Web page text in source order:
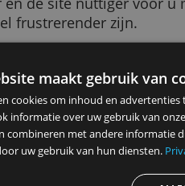
tekst dat naar uw
over uw bezoek te
en de site
veel frustrerender
vele doeleinden.
die u ziet
bij het aanmelden
website maakt
gebruiken cookies om inhoud